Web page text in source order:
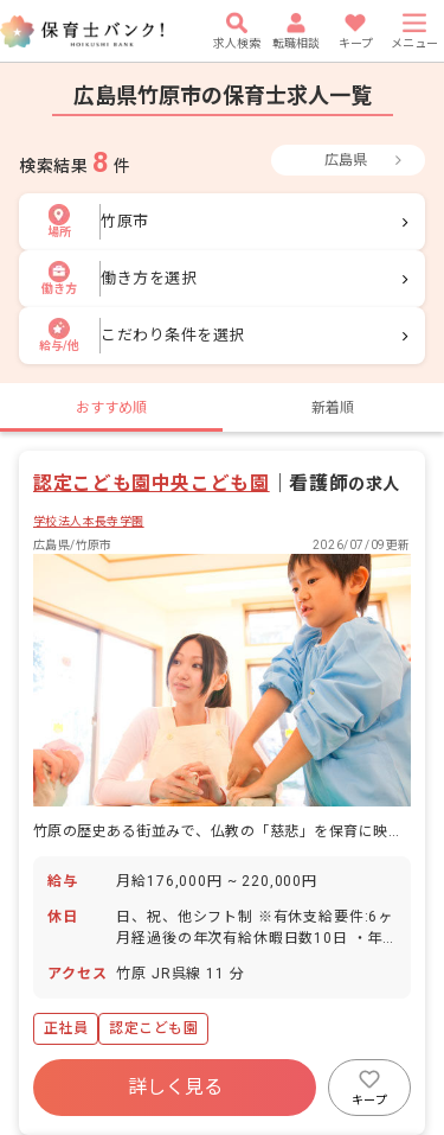
求人検索 転職相談 キープ メニュー
広島県竹原市の保育士求人一覧
検索結果 8 件 広島県
場所
竹原市
働き方
働き方を選択
給与/他
こだわり条件を選択
おすすめ順 新着順
認定こども園中央こども園 ｜看護師の求人
学校法人本長寺学園
広島県/竹原市
2026/07/09更新
竹原の歴史ある街並みで、仏教の「慈悲」を保育に映す看護の仕事。
給与 月給176,000円 ~ 220,000円
休日
日、祝、他シフト制 ※有休支給要件:6ヶ
月経過後の年次有給休暇日数10日 ・年
アクセス
竹原 JR呉線 11 分
正社員 認定こども園
詳しく見る
キープ